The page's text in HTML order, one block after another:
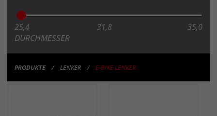
25,4 31,8 35,0
DURCHMESSER
PRODUKTE LENKER E-BIKE LENKER